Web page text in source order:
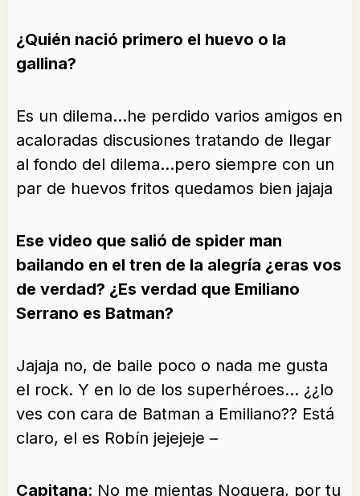
¿Quién nació primero el huevo o la
gallina?
Es un dilema…he perdido varios amigos en
acaloradas discusiones tratando de llegar
al fondo del dilema…pero siempre con un
par de huevos fritos quedamos bien jajaja
Ese video que salió de spider man
bailando en el tren de la alegría ¿eras vos
de verdad? ¿Es verdad que Emiliano
Serrano es Batman?
Jajaja no, de baile poco o nada me gusta
el rock. Y en lo de los superhéroes… ¿¿lo
ves con cara de Batman a Emiliano?? Está
claro, el es Robín jejejeje –
Capitana: No me mientas Noguera, por tu